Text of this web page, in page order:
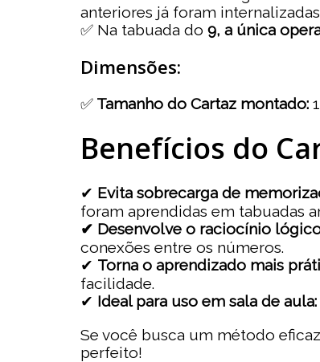
anteriores já foram
✅ Na tabuada do 9, a única
Dimensões:
✅ Tamanho do Cartaz montado:
Benefícios do
✔ Evita sobrecarga de
foram aprendidas em tabuadas
✔ Desenvolve o raciocínio
conexões entre os números.
✔ Torna o aprendizado mais
facilidade.
✔ Ideal para uso em sala de aula:
Se você busca um método
perfeito!